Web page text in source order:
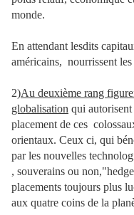
monde.
En attendant lesdits
américains, nourrissent
2)Au deuxième rang
globalisation qui
placement de ces
orientaux. Ceux ci, qui
par les nouvelles
, souverains ou
placements toujours plus
aux quatre coins de la